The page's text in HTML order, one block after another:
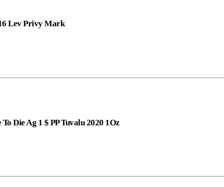
Lev Privy Mark
Die Ag 1 $ PP Tuvalu 2020 1Oz